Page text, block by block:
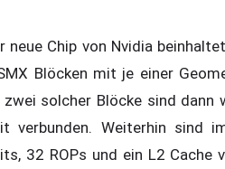
neue Chip von Nvidia
Blöcken mit je einer
solcher Blöcke sind dann
verbunden. Weiterhin sind
32 ROPs und ein L2 Cache